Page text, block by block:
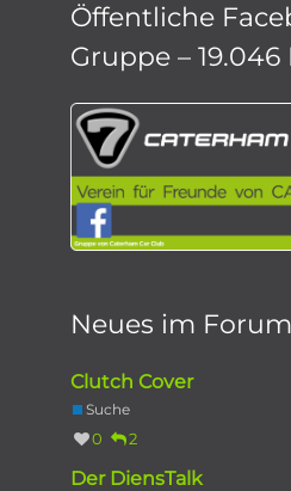
Öffentliche
Gruppe –
Neues im Forum
Clutch Cover
Suche
0 2
Der DiensTalk